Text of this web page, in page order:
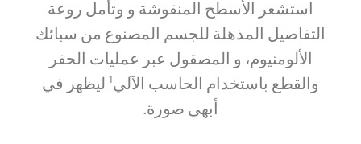
استشعر الأسطح المنقوشة و وتأمل روعة
التفاصيل المذهلة للجسم المصنوع من سبائك
الألومنيوم، و المصقول عبر عمليات الحفر
والقطع باستخدام الحاسب الآلي1 ليظهر في
أبهى صورة.